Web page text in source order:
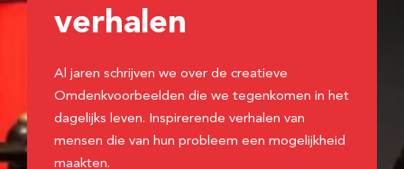
verhalen
Al jaren schrijven we over de creatieve
Omdenkvoorbeelden die we tegenkomen in het
dagelijks leven. Inspirerende verhalen van
mensen die van hun probleem een mogelijkheid
maakten.